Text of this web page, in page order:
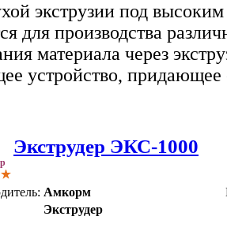
экструзии под
для производства
материала через
устройство,
Экструдер ЭКС-1000
Амкорм
Экструдер